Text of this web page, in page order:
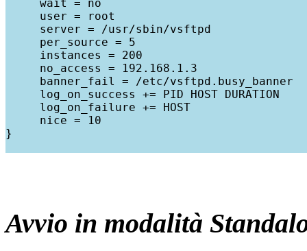
     wait = no
     user = root
     server = /usr/sbin/vsftpd
     per_source = 5
     instances = 200
     no_access = 192.168.1.3
     banner_fail = /etc/vsftpd.busy_banner
     log_on_success += PID HOST DURATION
     log_on_failure += HOST
     nice = 10
}
Avvio in modalità